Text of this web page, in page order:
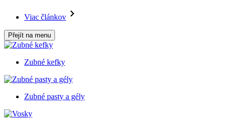
Viac článkov
Přejít na menu
Zubné kefky
Zubné pasty a gély